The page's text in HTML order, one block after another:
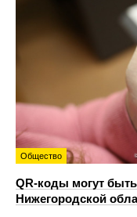
Общество
QR-коды могут
Нижегородской